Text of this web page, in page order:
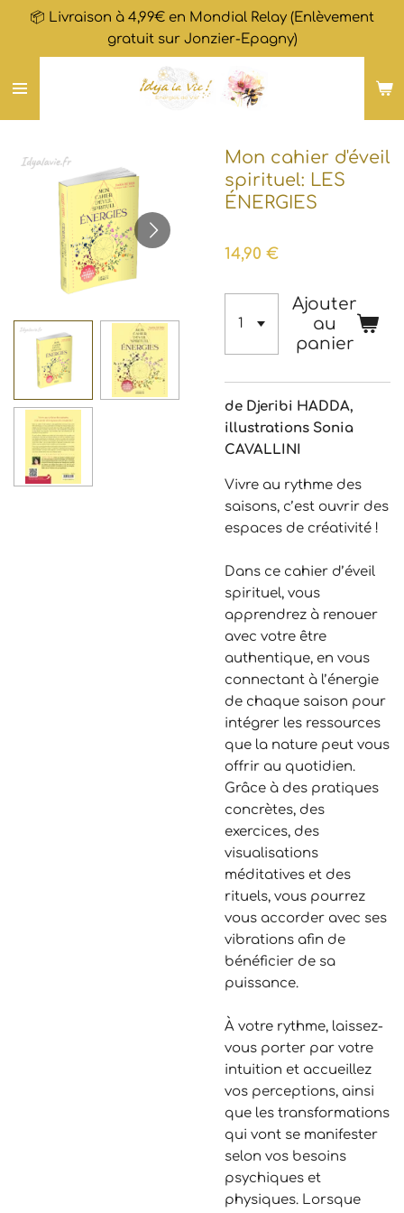
Passer
contenu
principal
📦 Livraison à 4,99€ en Mondial Relay (Enlèvement
gratuit sur Jonzier-Epagny)
Mon cahier d'éveil
spirituel: LES
ÉNERGIES
14,90 €
Ajouter
au
panier
de Djeribi HADDA,
illustrations Sonia
CAVALLINI
Vivre au rythme des
saisons, c’est ouvrir des
espaces de créativité !
Dans ce cahier d’éveil
spirituel, vous
apprendrez à renouer
avec votre être
authentique, en vous
connectant à l’énergie
de chaque saison pour
intégrer les ressources
que la nature peut vous
offrir au quotidien.
Grâce à des pratiques
concrètes, des
exercices, des
visualisations
méditatives et des
rituels, vous pourrez
vous accorder avec ses
vibrations afin de
bénéficier de sa
puissance.
À votre rythme, laissez-
vous porter par votre
intuition et accueillez
vos perceptions, ainsi
que les transformations
qui vont se manifester
selon vos besoins
psychiques et
physiques. Lorsque